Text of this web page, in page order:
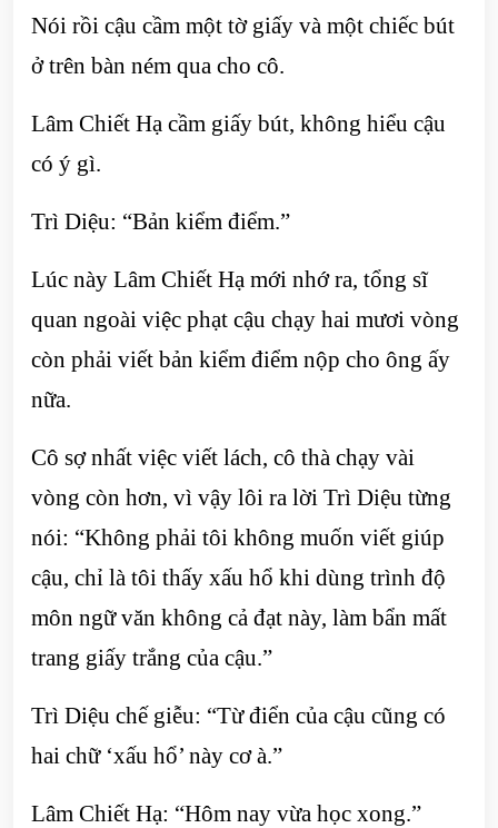
Nói rồi cậu cầm một tờ giấy và một chiếc bút
ở trên bàn ném qua cho cô.
Lâm Chiết Hạ cầm giấy bút, không hiểu cậu
có ý gì.
Trì Diệu: “Bản kiểm điểm.”
Lúc này Lâm Chiết Hạ mới nhớ ra, tổng sĩ
quan ngoài việc phạt cậu chạy hai mươi vòng
còn phải viết bản kiểm điểm nộp cho ông ấy
nữa.
Cô sợ nhất việc viết lách, cô thà chạy vài
vòng còn hơn, vì vậy lôi ra lời Trì Diệu từng
nói: “Không phải tôi không muốn viết giúp
cậu, chỉ là tôi thấy xấu hổ khi dùng trình độ
môn ngữ văn không cả đạt này, làm bẩn mất
trang giấy trắng của cậu.”
Trì Diệu chế giễu: “Từ điển của cậu cũng có
hai chữ ‘xấu hổ’ này cơ à.”
Lâm Chiết Hạ: “Hôm nay vừa học xong.”